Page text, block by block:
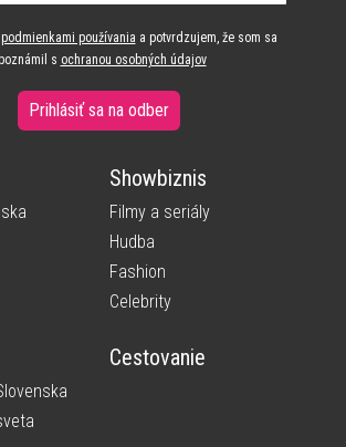
podmienkami používania a potvrdzujem, že som sa
s ochranou osobných údajov
Prihlásiť sa na odber
Showbiznis
Filmy a seriály
Hudba
Fashion
Celebrity
Cestovanie